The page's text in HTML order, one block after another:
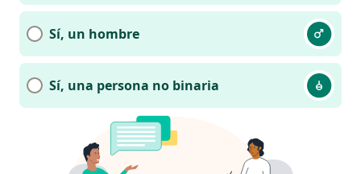
Sí, un hombre
Sí, una persona no binaria